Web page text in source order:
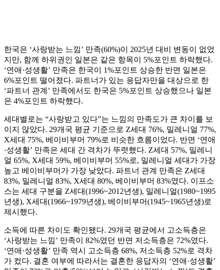
한국은 ‘사랑받는 느낌’ 만족(60%)이 2025년 대비 변동이 없었
지만, 함께 하위권인 일본은 같은 항목이 5%포인트 하락했다.
‘연애·성생활’ 만족은 한국이 1%포인트 상승한 반면 일본은
6%포인트 떨어졌다. 파트너가 있는 응답자만을 대상으로 한
‘파트너 관계’ 만족에서도 한국은 5%포인트 상승했으나 일본
은 4%포인트 하락했다.
세대별로는 “사랑받고 있다”는 느낌의 만족도가 큰 차이를 보
이지 않았다. 29개국 평균 기준으로 Z세대 76%, 밀레니얼 77%,
X세대 75%, 베이비부머 79%로 비슷한 흐름이었다. 반면 ‘연애
·성생활’ 만족은 세대 간 격차가 뚜렷했다. Z세대 57%, 밀레니
얼 65%, X세대 59%, 베이비부머 55%로, 밀레니얼 세대가 가장
높고 베이비부머가 가장 낮았다. 파트너 관계 만족은 Z세대
83%, 밀레니얼 83%, X세대 80%, 베이비부머 83%였다. 이프소
스는 세대 구분을 Z세대(1996~2012년생), 밀레니얼(1980~1995
년생), X세대(1966~1979년생), 베이비부머(1945~1965년생)로
제시했다.
소득에 따른 차이도 확인됐다. 29개국 평균에서 고소득층은
‘사랑받는 느낌’ 만족이 82%였던 반면 저소득층은 72%였다.
‘연애·성생활’ 만족 역시 고소득층 68%, 저소득층 52%로 격차
가 컸다. 결혼 여부에 따라서는 결혼한 응답자의 ‘연애·성생활’